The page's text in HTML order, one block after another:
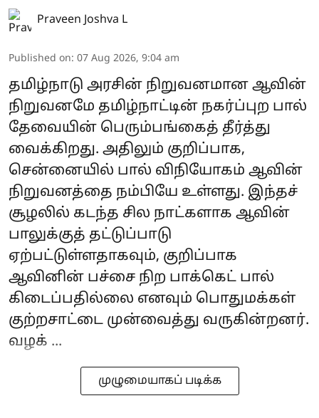
Praveen Joshva L
Published on: 07 Aug 2026, 9:04 am
தமிழ்நாடு அரசின் நிறுவனமான ஆவின்
நிறுவனமே தமிழ்நாட்டின் நகர்ப்புற பால்
தேவையின் பெரும்பங்கைத் தீர்த்து
வைக்கிறது. அதிலும் குறிப்பாக,
சென்னையில் பால் விநியோகம் ஆவின்
நிறுவனத்தை நம்பியே உள்ளது. இந்தச்
சூழலில் கடந்த சில நாட்களாக ஆவின்
பாலுக்குத் தட்டுப்பாடு
ஏற்பட்டுள்ளதாகவும், குறிப்பாக
ஆவினின் பச்சை நிற‌ பாக்கெட் பால்
கிடைப்பதில்லை எனவும் பொதுமக்கள்
குற்றசாட்டை முன்வைத்து வருகின்றனர்.
வழக் ...
முழுமையாகப் படிக்க